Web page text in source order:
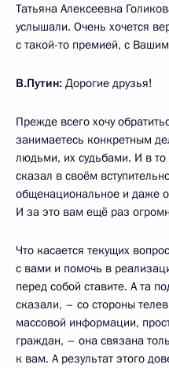
Татьяна Алексеевна
услышали. Очень хочется
с такой-то премией, с
В.Путин: Дорогие друзья!
Прежде всего хочу
занимаетесь конкретным
людьми, их судьбами. И в
сказал в своём
общенациональное и даже
И за это вам ещё раз
Что касается текущих
с вами и помочь в
перед собой ставите. А та
сказали, – со стороны
массовой информации,
граждан, – она связана
к вам. А результат этого